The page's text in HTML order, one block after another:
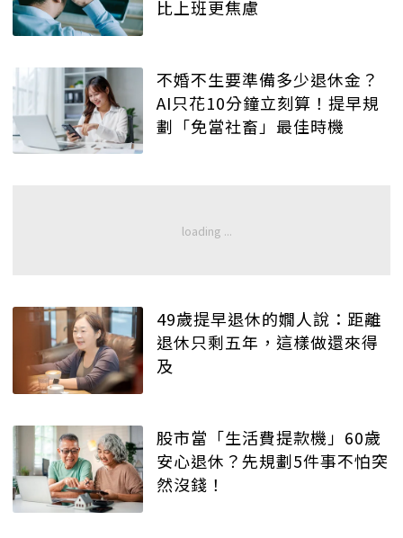
比上班更焦慮
不婚不生要準備多少退休金？
AI只花10分鐘立刻算！提早規
劃「免當社畜」最佳時機
49歲提早退休的嫺人說：距離
退休只剩五年，這樣做還來得
及
股市當「生活費提款機」60歲
安心退休？先規劃5件事不怕突
然沒錢！